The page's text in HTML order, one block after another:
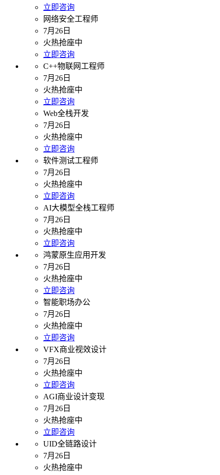
立即咨询
网络安全工程师
7月26日
火热抢座中
立即咨询
C++物联网工程师
7月26日
火热抢座中
立即咨询
Web全栈开发
7月26日
火热抢座中
立即咨询
软件测试工程师
7月26日
火热抢座中
立即咨询
AI大模型全栈工程师
7月26日
火热抢座中
立即咨询
鸿蒙原生应用开发
7月26日
火热抢座中
立即咨询
智能职场办公
7月26日
火热抢座中
立即咨询
VFX商业视效设计
7月26日
火热抢座中
立即咨询
AGI商业设计变现
7月26日
火热抢座中
立即咨询
UID全链路设计
7月26日
火热抢座中